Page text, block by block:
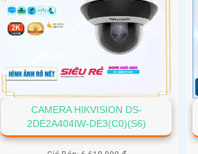
CAMERA HIKVISION DS-
2DE2A404IW-DE3(C0)(S6)